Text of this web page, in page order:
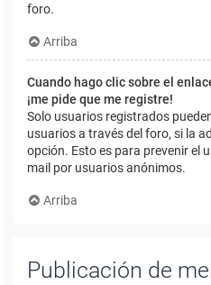
foro.
Arriba
Cuando hago clic sobre el
¡me pide que me registre!
Solo usuarios registrados
usuarios a través del foro, si la
opción. Esto es para prevenir el
mail por usuarios anónimos.
Arriba
Publicación de